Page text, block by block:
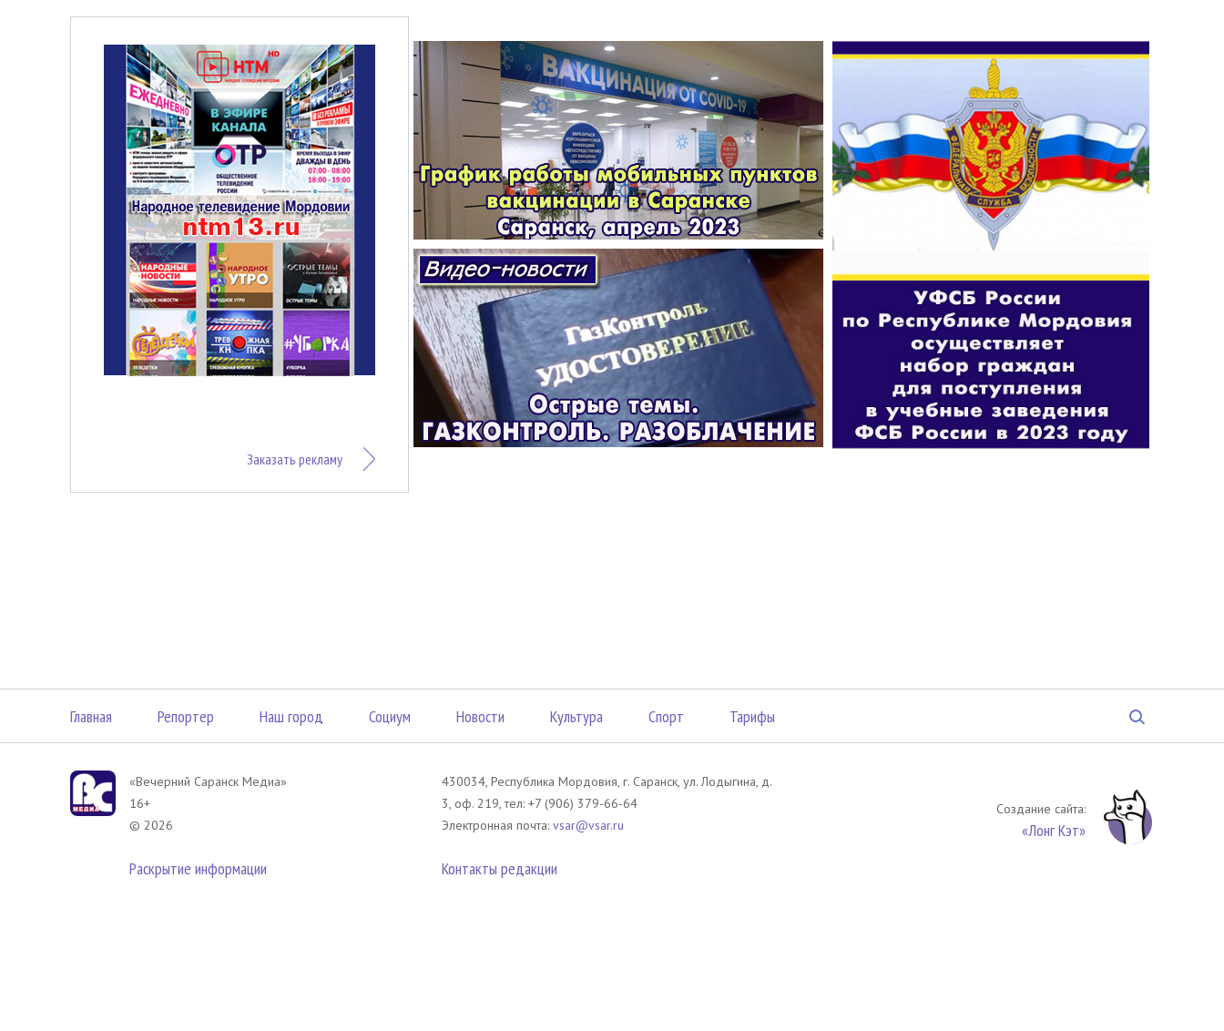
Заказать рекламу
Главная Репортер Наш город Социум Новости Культура Спорт Тарифы
«Вечерний Саранск Mедиа»
16+
© 2026
Раскрытие информации
430034, Республика Мордовия, г. Саранск, ул. Лодыгина, д.
3, оф. 219, тел: +7 (906) 379-66-64
Электронная почта: vsar@vsar.ru
Контакты редакции
Создание сайта:
«Лонг Кэт»